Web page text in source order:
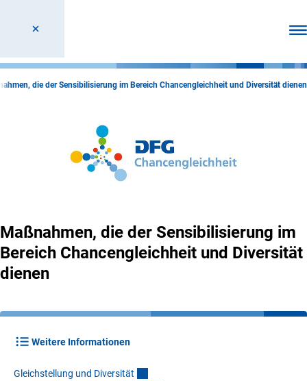
die der Sensibilisierung im Bereich Chancengleichheit und Diversität dienen
Maßnahmen, die der Sensibilisierung im
Bereich Chancengleichheit und Diversität
dienen
Weitere Informationen
Gleichstellung und Diversität